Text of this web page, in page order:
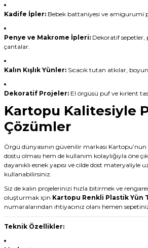
Kadife İpler:Bebek battaniyesi ve amigurumi
Penye ve Makrome İpleri:Dekoratif sepetler,
çantalar.
Kalın Kışlık Yünler:Sıcacık tutan atkılar,
Dekoratif Projeler:El örgüsü puf ve kırlent
Kartopu Kalitesiyle
Çözümler
Örgü dünyasının güvenilir markası
dostu olması hem de kullanım kolaylığıyla öne
dayanıklı esnek yapısı ve cilde dost materyaliyle
kullanabilirsiniz.
Siz de kalın projelerinizi hızla bitirmek ve
oluşturmak için Kartopu Renkli Plastik Yün
numaralarından ihtiyacınız olanı hemen
Teknik Özellikler: